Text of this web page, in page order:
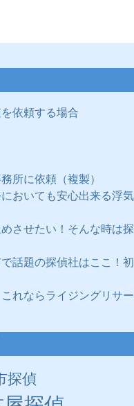
依頼する場合
に依頼（複製）
おいても安心出来る浮
させたい！そんな時は
話題の探偵社はここ！
れならライジングリサ
探偵